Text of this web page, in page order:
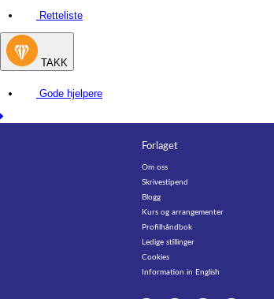
Retteliste
TAKK
Gode hjelpere
Forlaget
Om oss
Skrivestipend
Blogg
Kurs og arrangementer
Profilhåndbok
Ledige stillinger
Cookies
Information in English